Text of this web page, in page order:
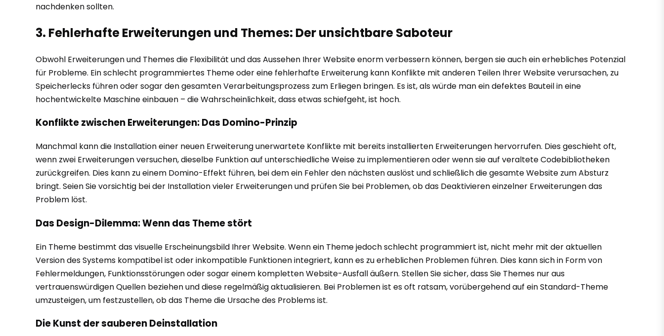
nachdenken sollten.
3. Fehlerhafte Erweiterungen und Themes: Der unsichtbare Saboteur
Obwohl Erweiterungen und Themes die Flexibilität und das Aussehen Ihrer Website enorm verbessern können, bergen sie auch ein erhebliches Potenzial
für Probleme. Ein schlecht programmiertes Theme oder eine fehlerhafte Erweiterung kann Konflikte mit anderen Teilen Ihrer Website verursachen, zu
Speicherlecks führen oder sogar den gesamten Verarbeitungsprozess zum Erliegen bringen. Es ist, als würde man ein defektes Bauteil in eine
hochentwickelte Maschine einbauen – die Wahrscheinlichkeit, dass etwas schiefgeht, ist hoch.
Konflikte zwischen Erweiterungen: Das Domino-Prinzip
Manchmal kann die Installation einer neuen Erweiterung unerwartete Konflikte mit bereits installierten Erweiterungen hervorrufen. Dies geschieht oft,
wenn zwei Erweiterungen versuchen, dieselbe Funktion auf unterschiedliche Weise zu implementieren oder wenn sie auf veraltete Codebibliotheken
zurückgreifen. Dies kann zu einem Domino-Effekt führen, bei dem ein Fehler den nächsten auslöst und schließlich die gesamte Website zum Absturz
bringt. Seien Sie vorsichtig bei der Installation vieler Erweiterungen und prüfen Sie bei Problemen, ob das Deaktivieren einzelner Erweiterungen das
Problem löst.
Das Design-Dilemma: Wenn das Theme stört
Ein Theme bestimmt das visuelle Erscheinungsbild Ihrer Website. Wenn ein Theme jedoch schlecht programmiert ist, nicht mehr mit der aktuellen
Version des Systems kompatibel ist oder inkompatible Funktionen integriert, kann es zu erheblichen Problemen führen. Dies kann sich in Form von
Fehlermeldungen, Funktionsstörungen oder sogar einem kompletten Website-Ausfall äußern. Stellen Sie sicher, dass Sie Themes nur aus
vertrauenswürdigen Quellen beziehen und diese regelmäßig aktualisieren. Bei Problemen ist es oft ratsam, vorübergehend auf ein Standard-Theme
umzusteigen, um festzustellen, ob das Theme die Ursache des Problems ist.
Die Kunst der sauberen Deinstallation